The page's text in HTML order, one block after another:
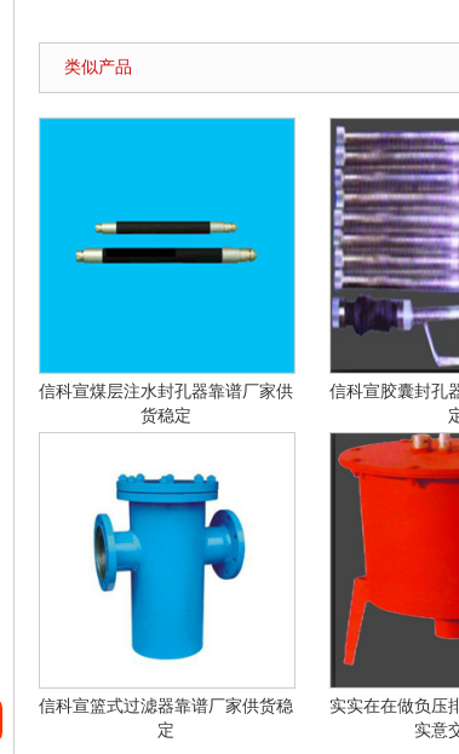
类似产品
信科宣煤层注水封孔器靠谱厂家供
货稳定
信科宣胶囊封孔
信科宣篮式过滤器靠谱厂家供货稳
定
实实在在做负压
实意